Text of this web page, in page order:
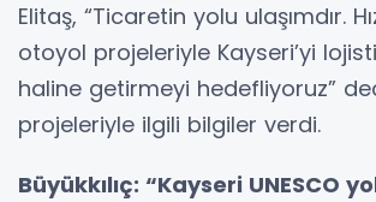
Elitaş, “Ticaretin yolu ulaşımdır.
otoyol projeleriyle Kayseri’yi
haline getirmeyi hedefliyoruz”
projeleriyle ilgili bilgiler verdi.
Büyükkılıç: “Kayseri UNESCO